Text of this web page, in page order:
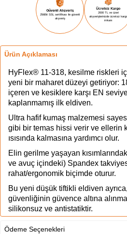
Güvenli Alışveriş
256Bit SSL sertifikası ile güvenli
alışveriş
Ücretsiz Kargo
2000 TL ve üzeri
alışverişlerinizde ücretsiz kargo
imkanı
Ürün Açıklaması
HyFlex® 11-318, kesilme riskleri
yeni bir maharet düzeyi getiriyor:
içeren ve kesiklere karşı EN
kaplanmamış ilk eldiven.
Ultra hafif kumaş malzemesi
gibi bir temas hissi verir ve ellerin
ısısında kalmasına yardımcı olur.
Elin gerilme yaşayan
ve avuç içindeki) Spandex
rahat/ergonomik biçimde oturur.
Bu yeni düşük tiftikli eldiven
güvenliğinin güvence altına
silikonsuz ve antistatiktir.
Ödeme Seçenekleri